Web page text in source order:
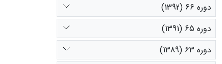
دوره 66 (1392)
دوره 65 (1391)
دوره 63 (1389)